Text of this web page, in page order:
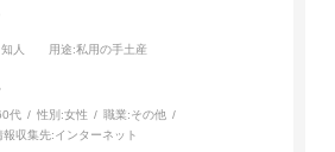
人 用途:私用の手土産
代 性別:女性 職業:その他
報収集先:インターネット